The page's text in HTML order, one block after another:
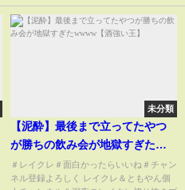
未分類
【泥酔】最後まで立ってたやつ
が勝ちの飲み会が地獄すぎた
wwww【酒強い王】
＃レイクレ＃面白かったらいいね＃チャン
ネル登録よろしく レイクレ＆ともやん個